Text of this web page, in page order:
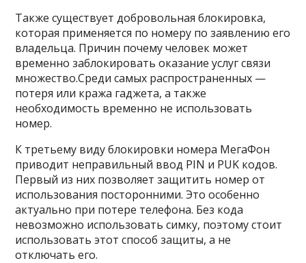
Также существует добровольная блокировка,
которая применяется по номеру по заявлению его
владельца. Причин почему человек может
временно заблокировать оказание услуг связи
множество.Среди самых распространенных —
потеря или кража гаджета, а также
необходимость временно не использовать
номер.
К третьему виду блокировки номера МегаФон
приводит неправильный ввод PIN и PUK кодов.
Первый из них позволяет защитить номер от
использования посторонними. Это особенно
актуально при потере телефона. Без кода
невозможно использовать симку, поэтому стоит
использовать этот способ защиты, а не
отключать его.